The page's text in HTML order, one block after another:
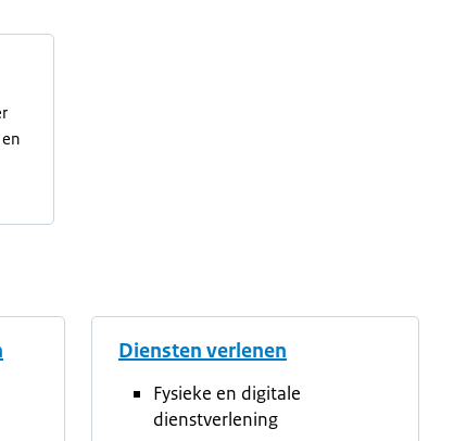
Diensten verlenen
Fysieke en digitale
dienstverlening